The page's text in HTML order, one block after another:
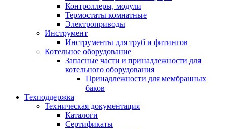
Контроллеры, модули
Термостаты комнатные
Электроприводы
Инструмент
Инструменты для труб и фитингов
Котельное оборудование
Запасные части и принадлежности для
котельного оборудования
Принадлежности для мембранных
баков
Техподдержка
Техническая документация
Каталоги
Сертификаты